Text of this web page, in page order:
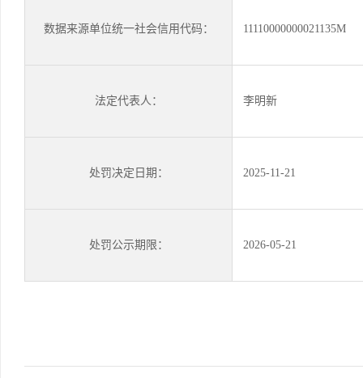
数据来源单位统一社会信用代码： 11110000000021135M
法定代表人： 李明新
处罚决定日期： 2025-11-21
处罚公示期限： 2026-05-21